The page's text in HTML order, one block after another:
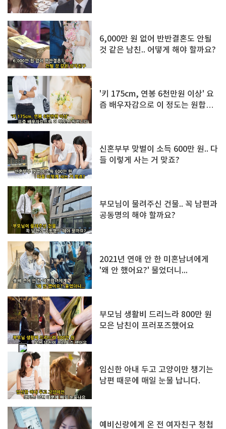
6,000만 원 없어 반반결혼도 안될
것 같은 남친.. 어떻게 해야 할까요?
'키 175cm, 연봉 6천만원 이상' 요
즘 배우자감으로 이 정도는 원합니
신혼부부 맞벌이 소득 600만 원.. 다
들 이렇게 사는 거 맞죠?
부모님이 물려주신 건물.. 꼭 남편과
공동명의 해야 할까요?
2021년 연애 안 한 미혼남녀에게
'왜 안 했어요?' 물었더니...
부모님 생활비 드리느라 800만 원
모은 남친이 프러포즈했어요
임신한 아내 두고 고양이만 챙기는
남편 때문에 매일 눈물 납니다.
예비신랑에게 온 전 여자친구 청첩